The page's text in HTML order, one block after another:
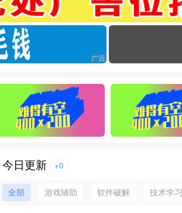
今日更新 +0
全部 游戏辅助 软件破解 技术学习